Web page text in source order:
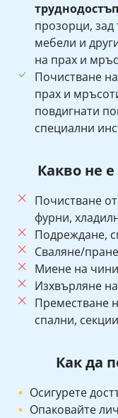
прозорци,
мебели и
на прах и
Почистване
прах и
повдигнати
специални
Какво не
Почистване
фурни,
Подреждане,
Сваляне/
Миене на
Изхвърляне
Преместване
спални,
Как да
Осигурете
Опаковайте